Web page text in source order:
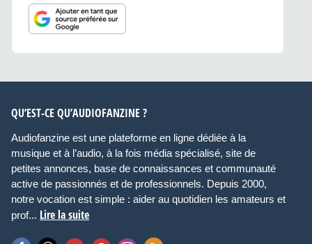
QU’EST-CE QU’AUDIOFANZINE ?
Audiofanzine est une plateforme en ligne dédiée à la
musique et à l’audio, à la fois média spécialisé, site de
petites annonces, base de connaissances et communauté
active de passionnés et de professionnels. Depuis 2000,
notre vocation est simple : aider au quotidien les amateurs et
prof... Lire la suite